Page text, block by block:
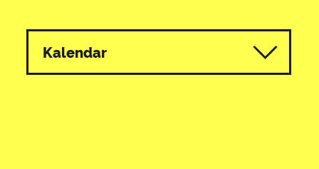
Kalendar